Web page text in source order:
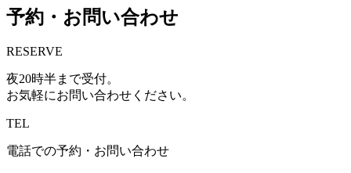
予約・お問い合わせ
RESERVE
夜20時半まで受付。
お気軽にお問い合わせください。
TEL
電話での予約・お問い合わせ